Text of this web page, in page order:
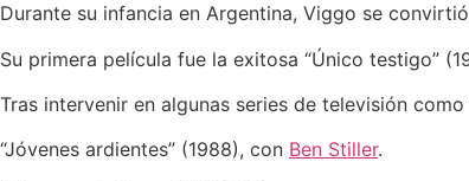
Durante su infancia en Argentina, Viggo se
Su primera película fue la exitosa “Único testigo”
Tras intervenir en algunas series de televisión
“Jóvenes ardientes” (1988), con Ben Stiller.